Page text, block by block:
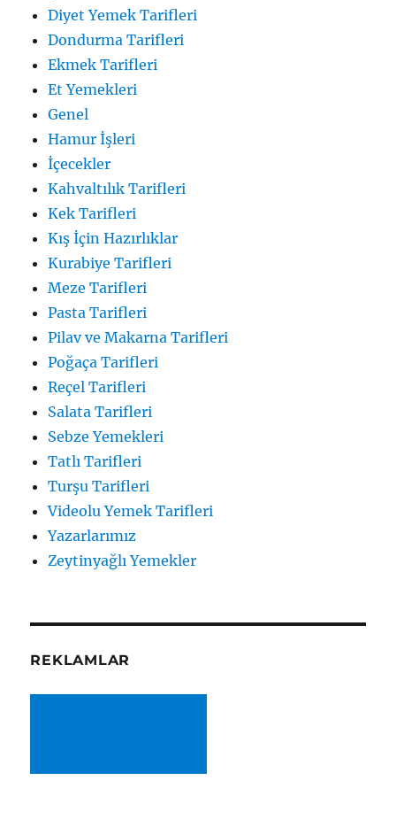
Diyet Yemek Tarifleri
Dondurma Tarifleri
Ekmek Tarifleri
Et Yemekleri
Genel
Hamur İşleri
İçecekler
Kahvaltılık Tarifleri
Kek Tarifleri
Kış İçin Hazırlıklar
Kurabiye Tarifleri
Meze Tarifleri
Pasta Tarifleri
Pilav ve Makarna Tarifleri
Poğaça Tarifleri
Reçel Tarifleri
Salata Tarifleri
Sebze Yemekleri
Tatlı Tarifleri
Turşu Tarifleri
Videolu Yemek Tarifleri
Yazarlarımız
Zeytinyağlı Yemekler
REKLAMLAR